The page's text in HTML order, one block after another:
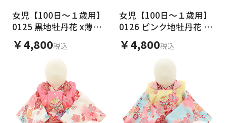
ご利用される方 ご利用される対象の方を選択してください
女児【100日～１歳用】
0125 黒地牡丹花 x薄ピ
ンク/セパレート
￥4,800税込
女児【100日～１歳用】
0126 ピンク地牡丹花 x
うすピンク/セパレート
￥4,800税込